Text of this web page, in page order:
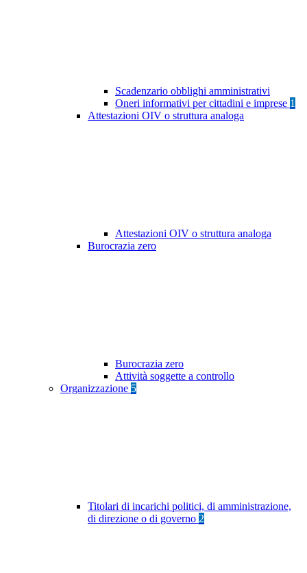
Scadenzario obblighi amministrativi
Oneri informativi per cittadini e imprese 1
Attestazioni OIV o struttura analoga
Attestazioni OIV o struttura analoga
Burocrazia zero
Burocrazia zero
Attività soggette a controllo
Organizzazione 5
Titolari di incarichi politici, di amministrazione,
di direzione o di governo 2